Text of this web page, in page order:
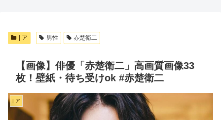
| ア 男性 赤楚衛二
【画像】俳優「赤楚衛二」高画質画像33
枚！壁紙・待ち受けok #赤楚衛二
| ア